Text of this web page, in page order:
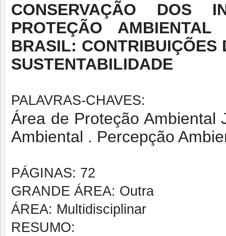
CONSERVAÇÃO DOS
PROTEÇÃO
BRASIL: CONTRIBUIÇÕES
SUSTENTABILIDADE
PALAVRAS-CHAVES:
Área de Proteção Ambiental
Ambiental . Percepção
PÁGINAS: 72
GRANDE ÁREA: Outra
ÁREA: Multidisciplinar
RESUMO: